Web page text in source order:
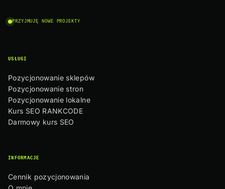
PRZYJMUJĘ NOWE PROJEKTY
USŁUGI
Pozycjonowanie sklepów
Pozycjonowanie stron
Pozycjonowanie lokalne
Kurs SEO RANKCODE
Darmowy kurs SEO
INFORMACJE
Cennik pozycjonowania